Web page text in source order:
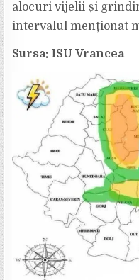
alocuri vijelii și
intervalul menționat
Sursa: ISU Vrancea